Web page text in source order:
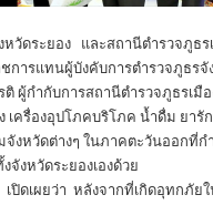
หวัดระยอง และสถานีตำรวจภูธ
การแทนผู้บังคับการตำรวจภูธรจั
ติ ผู้กำกับการสถานีตำรวจภูธรเมื
เครื่องอุปโภคบริโภค น้ำดื่ม ยารั
จังหวัดต่างๆ ในภาคตะวันออกที่
งหวัดระยองเองด้วย
ปิดเผยว่า หลังจากที่เกิดอุทกภัย